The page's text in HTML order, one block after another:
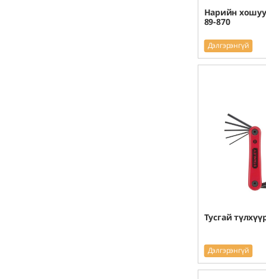
Нарийн
89-870
Дэлгэрэнгүй
Тусгай
Дэлгэрэнгүй